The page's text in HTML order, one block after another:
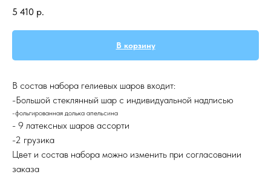
5 410 р.
В корзину
В состав набора гелиевых шаров входит:
-Большой стеклянный шар с индивидуальной надписью
-фольгированная долька апельсина
- 9 латексных шаров ассорти
-2 грузика
Цвет и состав набора можно изменить при согласовании
заказа